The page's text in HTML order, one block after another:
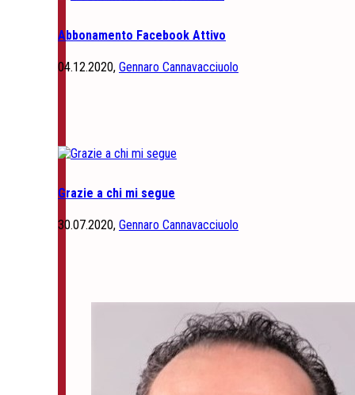
Abbonamento Facebook Attivo
04.12.2020, Gennaro Cannavacciuolo
Grazie a chi mi segue
30.07.2020, Gennaro Cannavacciuolo